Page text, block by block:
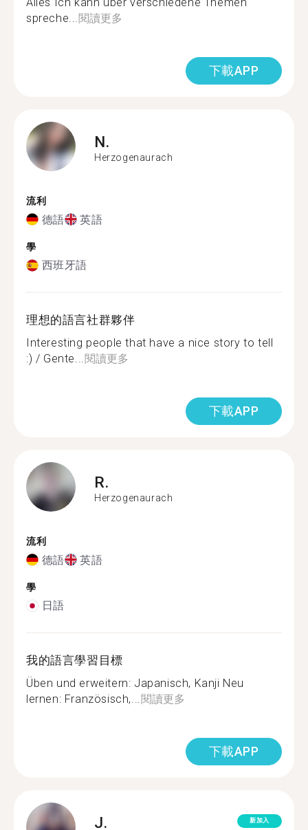
spreche...閱讀更多
下載APP
N.
Herzogenaurach
流利
德語 英語
學
西班牙語
理想的語言社群夥伴
Interesting people that have a nice story to tell
:) / Gente...閱讀更多
下載APP
R.
Herzogenaurach
流利
德語 英語
學
日語
我的語言學習目標
Üben und erweitern: Japanisch, Kanji Neu
lernen: Französisch,...閱讀更多
下載APP
J. 新加入